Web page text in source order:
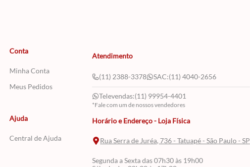
Conta
Minha Conta
Meus Pedidos
Ajuda
Central de Ajuda
Atendimento
(11) 2388-3378 SAC:(11) 4040-2656
Televendas:(11) 99954-4401
*Fale com um de nossos vendedores
Horário e Endereço - Loja Física
Rua Serra de Juréa, 736 - Tatuapé - São Paulo - SP
Segunda a Sexta das 07h30 às 19h00